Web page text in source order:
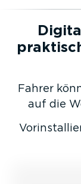
Fahrer
auf die